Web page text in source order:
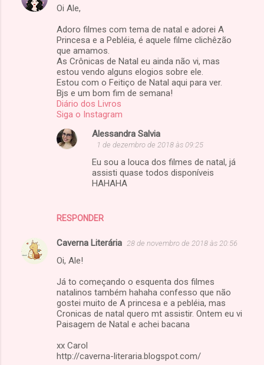
Oi Ale,
Adoro filmes com tema de natal e adorei A
Princesa e a Pebléia, é aquele filme clichêzão
que amamos.
As Crônicas de Natal eu ainda não vi, mas
estou vendo alguns elogios sobre ele.
Estou com o Feitiço de Natal aqui para ver.
Bjs e um bom fim de semana!
Diário dos Livros
Siga o Instagram
RESPONDER
Alessandra Salvia
1 de dezembro de 2018 às 09:25
Eu sou a louca dos filmes de natal, já
assisti quase todos disponíveis
HAHAHA
Caverna Literária 28 de novembro de 2018 às 20:56
Oi, Ale!
Já to começando o esquenta dos filmes
natalinos também hahaha confesso que não
gostei muito de A princesa e a pebléia, mas
Cronicas de natal quero mt assistir. Ontem eu vi
Paisagem de Natal e achei bacana
xx Carol
http://caverna-literaria.blogspot.com/